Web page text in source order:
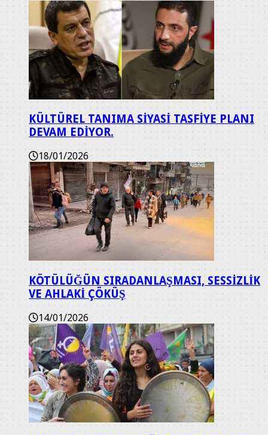
KÜLTÜREL TANIMA SİYASİ TASFİYE PLANI
DEVAM EDİYOR.
18/01/2026
KÖTÜLÜĞÜN SIRADANLAŞMASI, SESSİZLİK
VE AHLAKİ ÇÖKÜŞ
14/01/2026